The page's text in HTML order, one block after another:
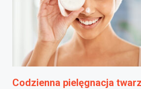
Codzienna pielęgnacja